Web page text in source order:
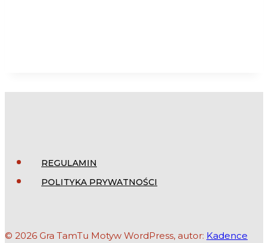
REGULAMIN
POLITYKA PRYWATNOŚCI
© 2026 Gra TamTu Motyw WordPress, autor: Kadence